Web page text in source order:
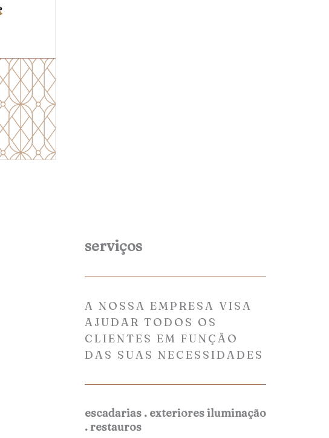
serviços
A NOSSA EMPRESA VISA
AJUDAR TODOS OS
CLIENTES EM FUNÇÃO
DAS SUAS NECESSIDADES
escadarias . exteriores iluminação
. restauros